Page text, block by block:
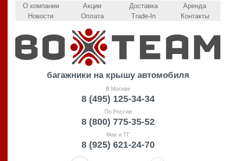
О компании
Новости
Акции
Оплата
Доставка
Trade-In
Аренда
Контакты
багажники на крышу автомобиля
В Москве
8 (495) 125-34-34
По России
8 (800) 775-35-52
Max и ТГ
8 (925) 621-24-70